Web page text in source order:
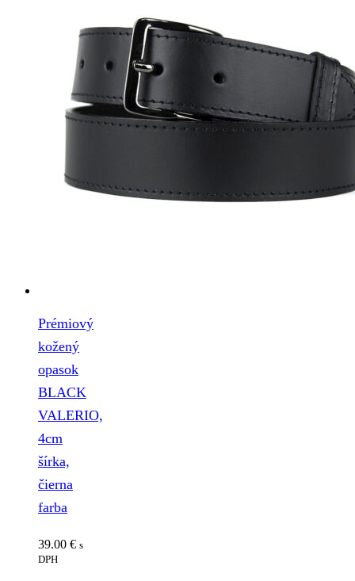
Prémiový
kožený
opasok
BLACK
VALERIO,
4cm
šírka,
čierna
farba
39.00 € s
DPH